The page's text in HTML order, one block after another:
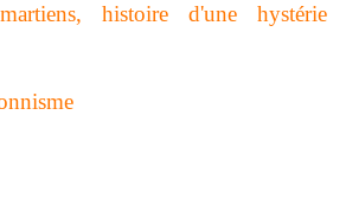
histoire d'une hystérie